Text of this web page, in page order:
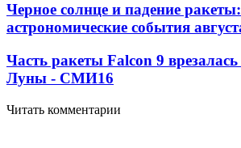
Черное солнце и падение
астрономические события
Часть ракеты Falcon 9
Луны - СМИ16
Читать комментарии